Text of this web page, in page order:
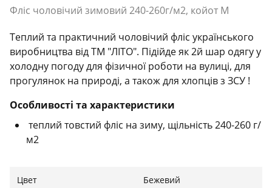
Фліс чоловічий зимовий 240-260г/м2, койот M
Теплий та практичний чоловічий фліс українського
виробництва від ТМ "ЛІТО". Підійде як 2й шар одягу у
холодну погоду для фізичної роботи на вулиці, для
прогулянок на природі, а також для хлопців з ЗСУ !
Особливості та характеристики
теплий товстий фліс на зиму, щільність 240-260 г/
м2
Цвет Бежевий